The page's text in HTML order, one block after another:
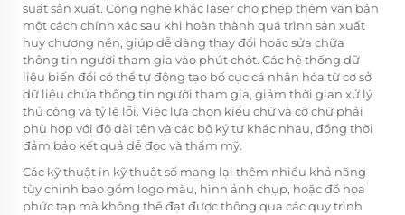
suất sản xuất. Công nghệ khắc laser cho phép thêm văn bản
một cách chính xác sau khi hoàn thành quá trình sản xuất
huy chương nền, giúp dễ dàng thay đổi hoặc sửa chữa
thông tin người tham gia vào phút chót. Các hệ thống dữ
liệu biến đổi có thể tự động tạo bố cục cá nhân hóa từ cơ sở
dữ liệu chứa thông tin người tham gia, giảm thời gian xử lý
thủ công và tỷ lệ lỗi. Việc lựa chọn kiểu chữ và cỡ chữ phải
phù hợp với độ dài tên và các bộ ký tự khác nhau, đồng thời
đảm bảo kết quả dễ đọc và thẩm mỹ.
Các kỹ thuật in kỹ thuật số mang lại thêm nhiều khả năng
tùy chỉnh bao gồm logo màu, hình ảnh chụp, hoặc đồ họa
phức tạp mà không thể đạt được thông qua các quy trình